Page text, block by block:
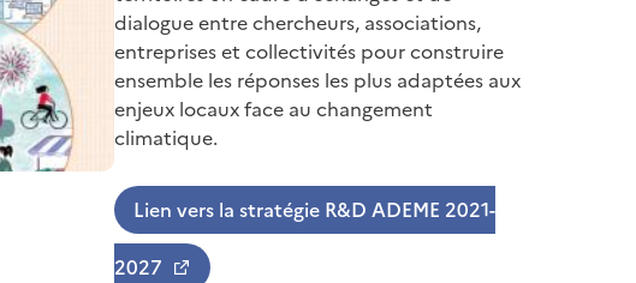
dialogue entre chercheurs, associations,
entreprises et collectivités pour construire
ensemble les réponses les plus adaptées aux
enjeux locaux face au changement
climatique.
Lien vers la stratégie R&D ADEME 2021-
2027